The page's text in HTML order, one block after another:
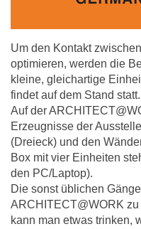
Um den Kontakt
optimieren, werden die
kleine, gleichartige
findet auf dem Stand statt.
Auf der
Erzeugnisse der
(Dreieck) und den
Box mit vier Einheiten
den PC/Laptop).
Die sonst üblichen
ARCHITECT@WORK
kann man etwas trinken,